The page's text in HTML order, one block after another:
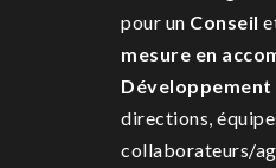
pour un Conseil
mesure en
Développement
directions,
collaborateurs/